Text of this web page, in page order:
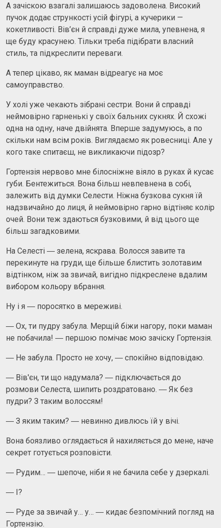
А зачіскою взагалі залишаюсь задоволена. Високий
пучок додає стрункості усій фігурі, а кучерики —
кокетливості. Вів’єн й справді дуже мила, упевнена, я
ще буду красунею. Тільки треба підібрати власний
стиль, та підкреслити переваги.
А тепер цікаво, як маман відреагує на моє
самоуправство.
У холі уже чекають зібрані сестри. Вони й справді
неймовірно гарненькі у своїх бальних сукнях. Й схожі
одна на одну, наче двійнята. Вперше задумуюсь, а по
скільки нам всім років. Виглядаємо як ровесниці. Але у
кого таке спитаєш, не викликаючи підозр?
Гортензія нервово мне білосніжне віяло в руках й кусає
губи. Бентежиться. Вона більш невпевнена в собі,
залежить від думки Селести. Ніжна бузкова сукня їй
надзвичайно до лиця, й неймовірно гарно відтіняє колір
очей. Вони теж здаються бузковими, й від цього ще
більш загадковими.
На Селесті ― зелена, яскрава. Волосся завите та
перекинуте на груди, ще більше блистить золотавим
відтінком, ніж за звичай, вигідно підкреслене вдалим
вибором кольору вбрання.
Ну і я ― поросятко в мереживі.
― Ох, ти пудру забула. Мерщій біжи нагору, поки маман
не побачила! ― першою помічає мою зачіску Гортензія.
― Не забула. Просто не хочу, ― спокійно відповідаю.
― Вів'єн, ти що надумала? ― підключається до
розмови Селеста, шипить роздратовано. ― Як без
пудри? З таким волоссям!
― З яким таким? ― невинно дивлюсь їй у вічі.
Вона боязливо оглядається й нахиляється до мене, наче
секрет готується розповісти.
― Рудим… ― шепоче, ніби я не бачила себе у дзеркалі.
― І?
― Руде за звичай у… у… ― кидає безпомічний погляд на
Гортензію.